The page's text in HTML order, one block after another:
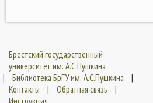
Брестский государственный
университет им. А.С.Пушкина
|
Библиотека БрГУ им. А.С.Пушкина
|
Контакты
| Обратная связь
|